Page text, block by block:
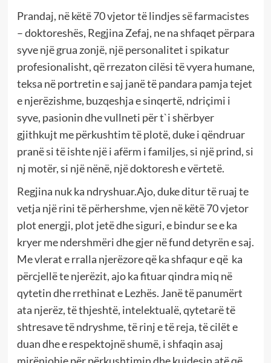
Prandaj, në këtë 70 vjetor të lindjes së farmacistes
– doktoreshës, Regjina Zefaj, ne na shfaqet përpara
syve një grua zonjë, një personalitet i spikatur
profesionalisht, që rrezaton cilësi të vyera humane,
teksa në portretin e saj janë të pandara pamja tejet
e njerëzishme, buzqeshja e sinqertë, ndriçimi i
syve, pasionin dhe vullneti për t`i shërbyer
gjithkujt me përkushtim të plotë, duke i qëndruar
pranë si të ishte një i afërm i familjes, si një prind, si
nj motër, si një nënë, një doktoresh e vërtetë.
Regjina nuk ka ndryshuar.Ajo, duke ditur të ruaj te
vetja një rini të përhershme, vjen në këtë 70 vjetor
plot energji, plot jetë dhe siguri, e bindur se e ka
kryer me ndershmëri dhe gjer në fund detyrën e saj.
Me vlerat e rralla njerëzore që ka shfaqur e që ka
përcjellë te njerëzit, ajo ka fituar qindra miq në
qytetin dhe rrethinat e Lezhës. Janë të panumërt
ata njerëz, të thjeshtë, intelektualë, qytetarë të
shtresave të ndryshme, të rinj e të reja, të cilët e
duan dhe e respektojnë shumë, i shfaqin asaj